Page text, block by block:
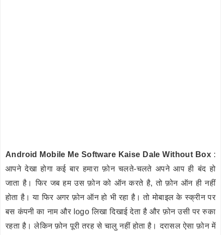
Android Mobile Me Software Kaise Dale Without Box:
आपने देखा होगा कई बार हमारा फ़ोन चलते-चलते अपने आप ही बंद हो
जाता है। फिर जब हम उस फ़ोन को ऑन करते है, तो फ़ोन ऑन ही नहीं
होता है। या फिर अगर फ़ोन ऑन हो भी रहा है। तो मोबाइल के स्क्रीन पर
बस कंपनी का नाम और logo लिखा दिखाई देता है और फ़ोन उसी पर रुका
रहता है। लेकिन फ़ोन पूरी तरह से चालु नहीं होता है। दरासल ऐसा फ़ोन में